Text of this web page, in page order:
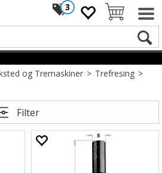
3
og Tremaskiner>Trefresing>
Filter